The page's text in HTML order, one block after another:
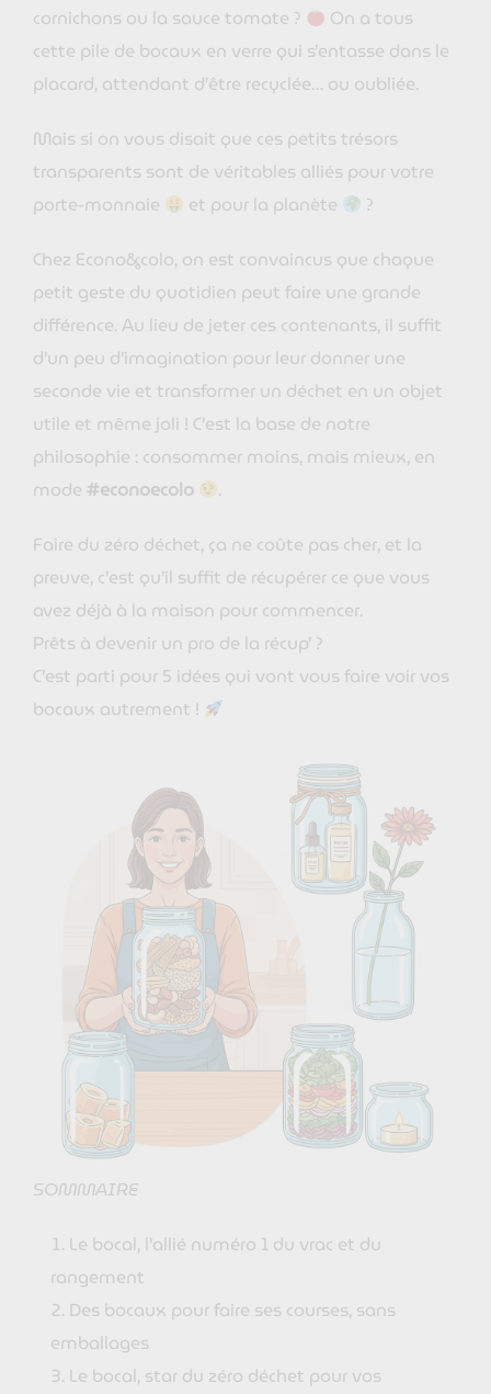
cornichons ou la sauce tomate ?
On a tous
cette pile de bocaux en verre qui s’entasse dans le
placard, attendant d’être recyclée… ou oubliée.
Mais si on vous disait que ces petits trésors
transparents sont de véritables alliés pour votre
porte-monnaie
et pour la planète
?
Chez Econo&colo, on est convaincus que chaque
petit geste du quotidien peut faire une grande
différence. Au lieu de jeter ces contenants, il suffit
d’un peu d’imagination pour leur donner une
seconde vie et transformer un déchet en un objet
utile et même joli ! C’est la base de notre
philosophie : consommer moins, mais mieux, en
mode #econoecolo
.
Faire du zéro déchet, ça ne coûte pas cher, et la
preuve, c’est qu’il suffit de récupérer ce que vous
avez déjà à la maison pour commencer.
Prêts à devenir un pro de la récup’ ?
C’est parti pour 5 idées qui vont vous faire voir vos
bocaux autrement !
SOMMAIRE
Le bocal, l’allié numéro 1 du vrac et du
rangement
Des bocaux pour faire ses courses, sans
emballages
Le bocal, star du zéro déchet pour vos